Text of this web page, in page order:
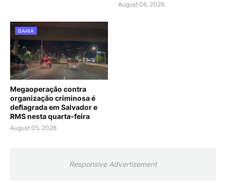
August 06, 2026
BAHIA
Megaoperação contra
organização criminosa é
deflagrada em Salvador e
RMS nesta quarta-feira
August 05, 2026
Responsive Advertisement